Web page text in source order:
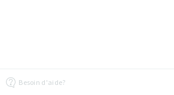
Besoin d'aide?